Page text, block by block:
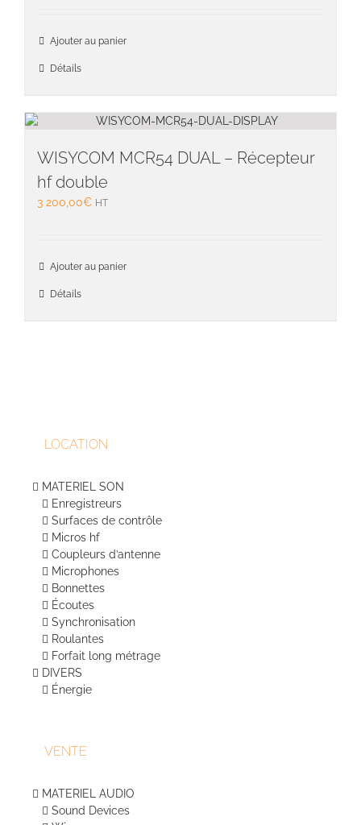
Ajouter au panier
Détails
WISYCOM MCR54 DUAL – Récepteur
hf double
3 200,00€ HT
Ajouter au panier
Détails
LOCATION
MATERIEL SON
Enregistreurs
Surfaces de contrôle
Micros hf
Coupleurs d’antenne
Microphones
Bonnettes
Écoutes
Synchronisation
Roulantes
Forfait long métrage
DIVERS
Énergie
VENTE
MATERIEL AUDIO
Sound Devices